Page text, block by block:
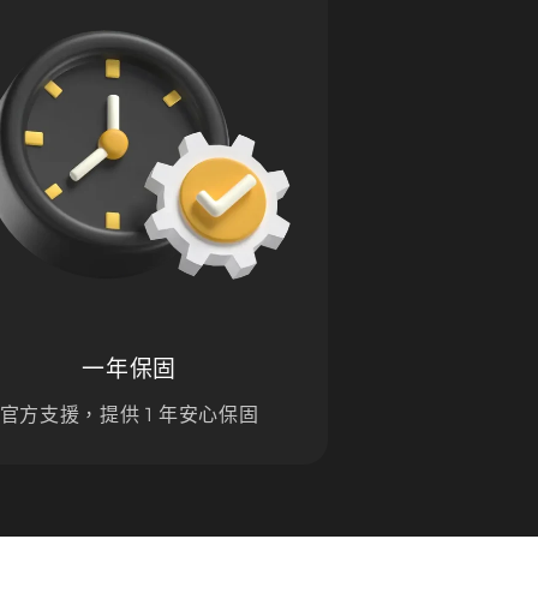
一年保固
官方支援，提供 1 年安心保固